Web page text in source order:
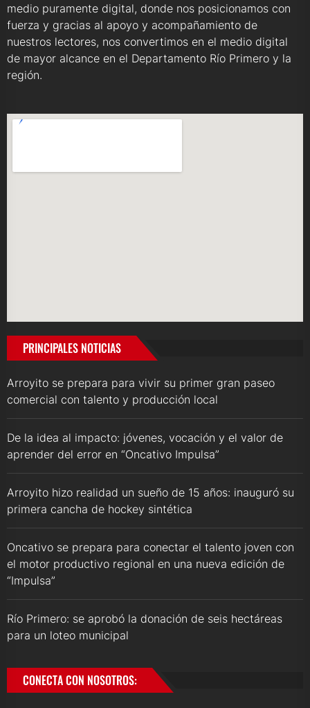
medio puramente digital, donde nos posicionamos con
fuerza y gracias al apoyo y acompañamiento de
nuestros lectores, nos convertimos en el medio digital
de mayor alcance en el Departamento Río Primero y la
región.
PRINCIPALES NOTICIAS
Arroyito se prepara para vivir su primer gran paseo
comercial con talento y producción local
De la idea al impacto: jóvenes, vocación y el valor de
aprender del error en “Oncativo Impulsa”
Arroyito hizo realidad un sueño de 15 años: inauguró su
primera cancha de hockey sintética
Oncativo se prepara para conectar el talento joven con
el motor productivo regional en una nueva edición de
“Impulsa”
Río Primero: se aprobó la donación de seis hectáreas
para un loteo municipal
CONECTA CON NOSOTROS: